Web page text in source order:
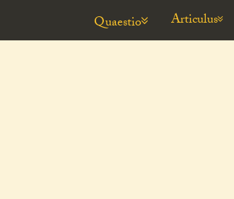
Quaestio Articulus